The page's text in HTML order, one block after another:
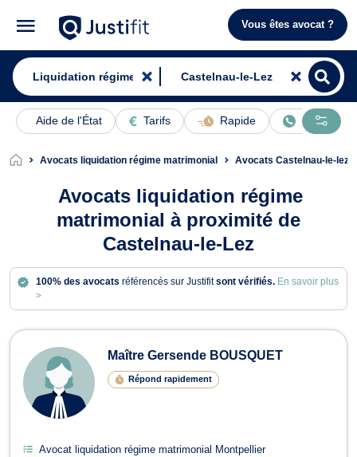
Vous êtes avocat ?
Aide de l'État Tarifs Rapide En ligne
Avocats liquidation régime matrimonial Avocats Castelnau-le-lez
Avocats liquidation régime
matrimonial à proximité de
Castelnau-le-Lez
100% des avocats référencés sur Justifitsont vérifiés. En savoir plus
>
Avocats en liquidation régime
Maître Gersende BOUSQUET
Répond rapidement
Avocat liquidation régime matrimonial Montpellier